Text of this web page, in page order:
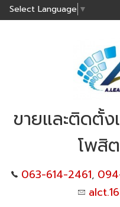
Select Language ▼
ขายและติดตั้
โพสิ
063-614-2461,